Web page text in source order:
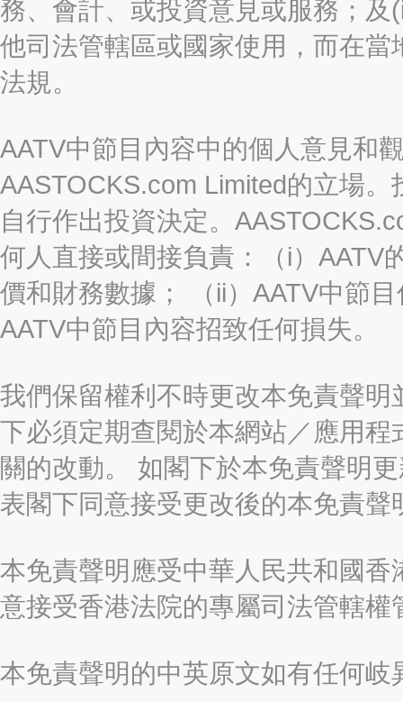
務、會計、或投資意見或服務；
他司法管轄區或國家使用，而在
法規。
AATV中節目內容中的個人意見和
AASTOCKS.com Limited的立場
自行作出投資決定。
何人直接或間接負責：（i）AATV
價和財務數據； （ii）AATV中節
AATV中節目內容招致任何損失。
我們保留權利不時更改本免責聲
下必須定期查閱於本網站／應用
關的改動。 如閣下於本免責聲明
表閣下同意接受更改後的本免責聲
本免責聲明應受中華人民共和國
意接受香港法院的專屬司法管轄權
本免責聲明的中英原文如有任何